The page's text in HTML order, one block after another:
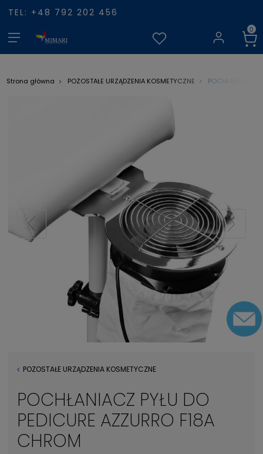
TEL: +48 792 202 456
Strona główna POZOSTAŁE URZĄDZENIA KOSMETYCZNE POCHŁANIACZ
POZOSTAŁE URZĄDZENIA KOSMETYCZNE
POCHŁANIACZ PYŁU DO
PEDICURE AZZURRO F18A
CHROM